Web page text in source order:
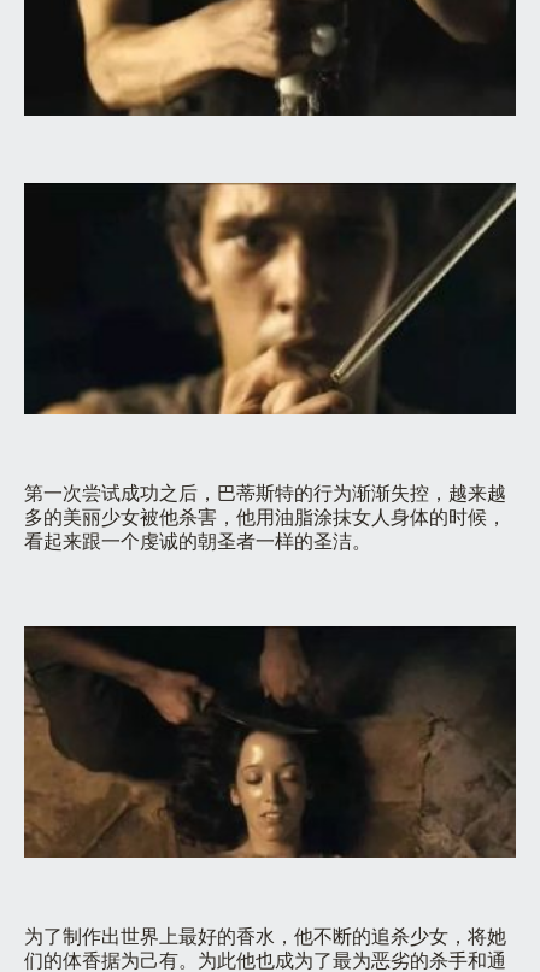
第一次尝试成功之后，巴蒂斯特的行为渐渐失控，越来越
多的美丽少女被他杀害，他用油脂涂抹女人身体的时候，
看起来跟一个虔诚的朝圣者一样的圣洁。
为了制作出世界上最好的香水，他不断的追杀少女，将她
们的体香据为己有。为此他也成为了最为恶劣的杀手和通